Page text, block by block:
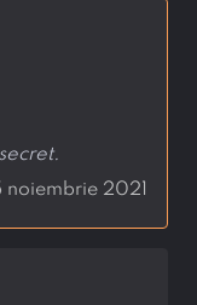
noiembrie 2021